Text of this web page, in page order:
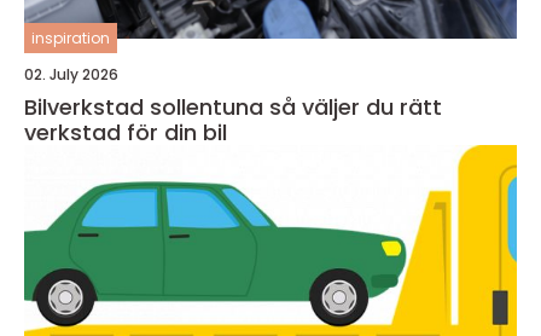
inspiration
02. July 2026
Bilverkstad sollentuna så väljer du rätt
verkstad för din bil